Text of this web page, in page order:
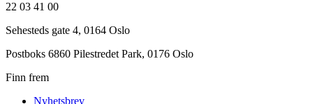
22 03 41 00
Sehesteds gate 4, 0164 Oslo
Postboks 6860 Pilestredet Park, 0176 Oslo
Finn frem
Nyhetsbrev